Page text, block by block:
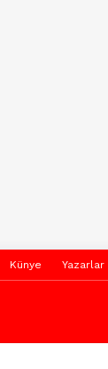
Künye Yazarlar